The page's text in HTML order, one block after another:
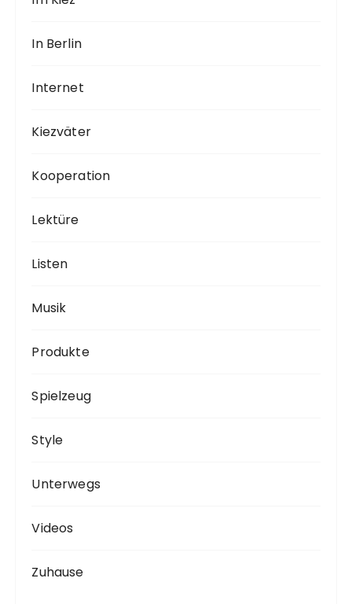
In Berlin
Internet
Kiezväter
Kooperation
Lektüre
Listen
Musik
Produkte
Spielzeug
Style
Unterwegs
Videos
Zuhause